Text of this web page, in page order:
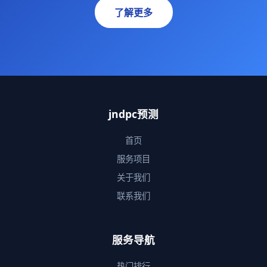
了解更多
jndpc预测
首页
服务项目
关于我们
联系我们
服务导航